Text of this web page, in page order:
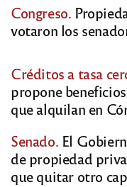
Congreso.
votaron los
Créditos a tasa
propone
que alquilan en
Senado. El
de propiedad
que quitar otro